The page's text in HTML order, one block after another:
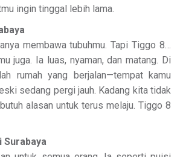
ingin tinggal lebih lama.
membawa tubuhmu. Tapi Tiggo 8…
juga. Ia luas, nyaman, dan matang. Di
rumah yang berjalan—tempat kamu
sedang pergi jauh. Kadang kita tidak
alasan untuk terus melaju. Tiggo 8
Surabaya